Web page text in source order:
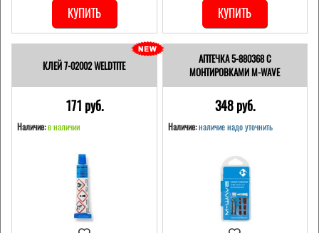
КУПИТЬ КУПИТЬ
КЛЕЙ 7-02002 WELDTITE
171 pуб.
Наличие:в наличии
АПТЕЧКА 5-880368 С
МОНТИРОВКАМИ M-WAVE
348 pуб.
Наличие: наличие надо уточнить